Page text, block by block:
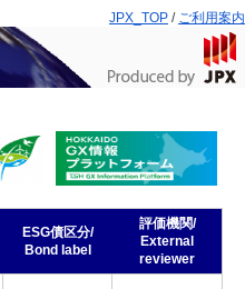
JPX_TOP / ご利用案内
ESG債区分/
Bond label
評価機関/
External
reviewer